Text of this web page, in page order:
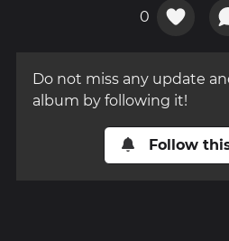
0
Do not miss any update
album by following it!
Follow